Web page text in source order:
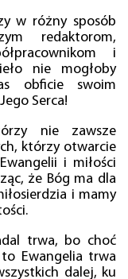
w różny sposób
redaktorom,
i
nie mogłoby
obficie swoim
Serca!
nie zawsze
którzy otwarcie
i miłości
że Bóg ma dla
i mamy
trwa, bo choć
Ewangelia trwa
dalej, ku